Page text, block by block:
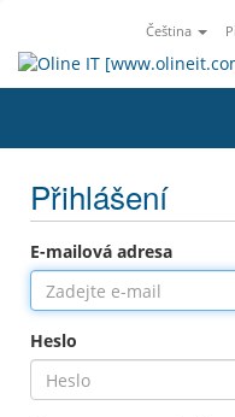
Čeština
Přihlášení
E-mailová adresa
Heslo